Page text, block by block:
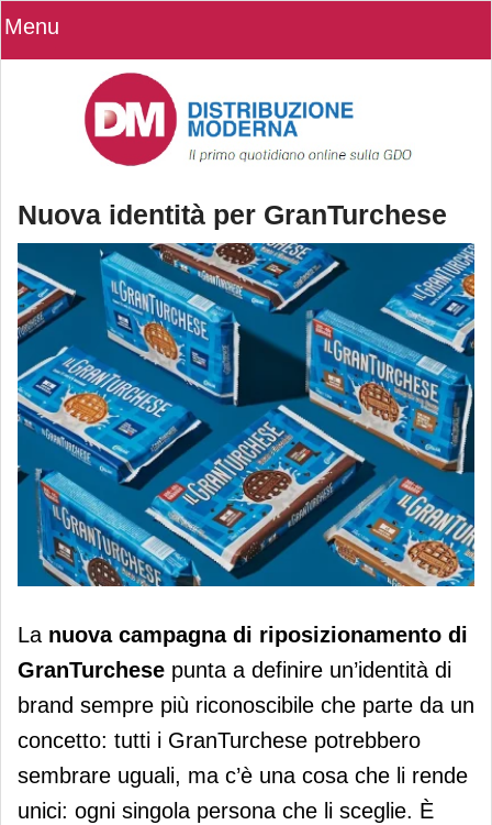
Menu
Nuova identità per GranTurchese
Nuova identità per GranTurchese
La nuova campagna di riposizionamento di
GranTurchese punta a definire un’identità di
brand sempre più riconoscibile che parte da un
concetto: tutti i GranTurchese potrebbero
sembrare uguali, ma c’è una cosa che li rende
unici: ogni singola persona che li sceglie. È